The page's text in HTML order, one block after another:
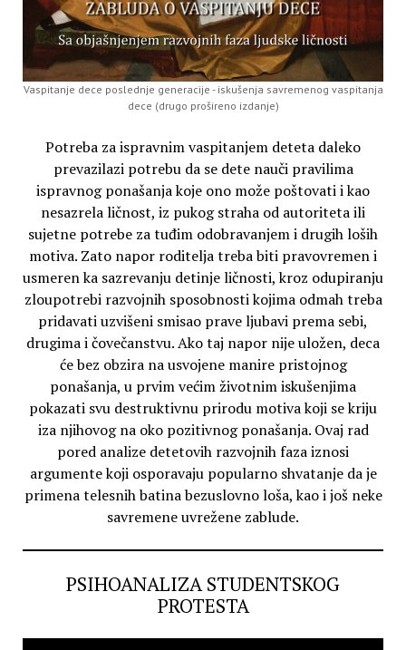
Vaspitanje dece poslednje generacije - iskušenja savremenog vaspitanja
dece (drugo prošireno izdanje)
Potreba za ispravnim vaspitanjem deteta daleko
prevazilazi potrebu da se dete nauči pravilima
ispravnog ponašanja koje ono može poštovati i kao
nesazrela ličnost, iz pukog straha od autoriteta ili
sujetne potrebe za tuđim odobravanjem i drugih loših
motiva. Zato napor roditelja treba biti pravovremen i
usmeren ka sazrevanju detinje ličnosti, kroz odupiranju
zloupotrebi razvojnih sposobnosti kojima odmah treba
pridavati uzvišeni smisao prave ljubavi prema sebi,
drugima i čovečanstvu. Ako taj napor nije uložen, deca
će bez obzira na usvojene manire pristojnog
ponašanja, u prvim većim životnim iskušenjima
pokazati svu destruktivnu prirodu motiva koji se kriju
iza njihovog na oko pozitivnog ponašanja. Ovaj rad
pored analize detetovih razvojnih faza iznosi
argumente koji osporavaju popularno shvatanje da je
primena telesnih batina bezuslovno loša, kao i još neke
savremene uvrežene zablude.
PSIHOANALIZA STUDENTSKOG
PROTESTA